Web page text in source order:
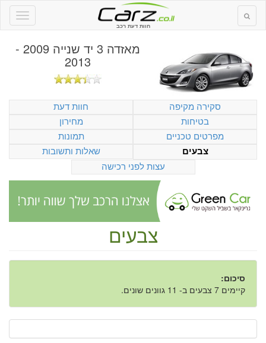
חוות דעת רכב
מאזדה 3 יד שנייה 2009 -
2013
סקירה מקיפה
חוות דעת
בטיחות
מחירון
מפרטים טכניים
תמונות
צבעים
שאלות ותשובות
עצות לפני רכישה
צבעים
סיכום:
קיימים 7 צבעים ב- 11 גוונים שונים.